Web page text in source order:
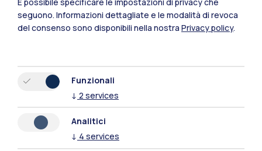
Mantova
Xi'an
Naviga il sito
seguono. Informazioni dettagliate e le modalità di revoca
del consenso sono disponibili nella nostra Privacy policy.
Funzionali
↓ 2 services
Analitici
↓ 4 services